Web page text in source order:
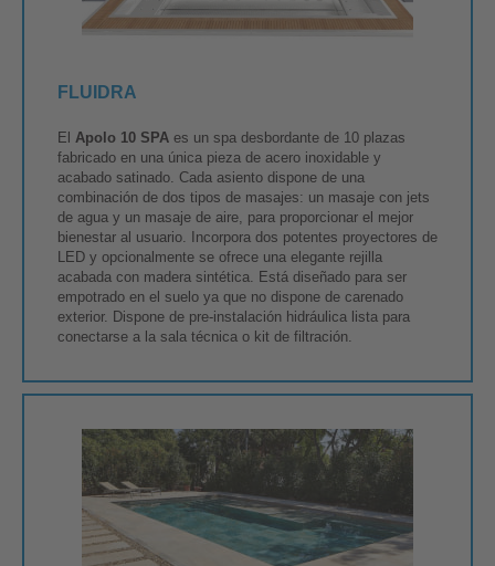
FLUIDRA
El Apolo 10 SPA es un spa desbordante de 10 plazas
fabricado en una única pieza de acero inoxidable y
acabado satinado. Cada asiento dispone de una
combinación de dos tipos de masajes: un masaje con jets
de agua y un masaje de aire, para proporcionar el mejor
bienestar al usuario. Incorpora dos potentes proyectores de
LED y opcionalmente se ofrece una elegante rejilla
acabada con madera sintética. Está diseñado para ser
empotrado en el suelo ya que no dispone de carenado
exterior. Dispone de pre-instalación hidráulica lista para
conectarse a la sala técnica o kit de filtración.